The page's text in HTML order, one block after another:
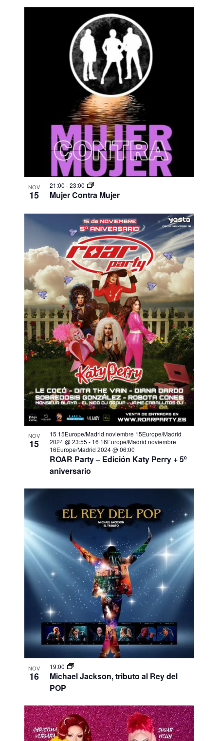
NOV
15 Mujer Contra Mujer​
21:00 -23:00
NOV
15
ROAR Party – Edición Katy Perry + 5º
aniversario
15 15Europe/Madrid noviembre 15Europe/Madrid
2024 @ 23:55 - 16 16Europe/Madrid noviembre
16Europe/Madrid 2024 @ 06:00
NOV
16
Michael Jackson, tributo al Rey del
POP
19:00